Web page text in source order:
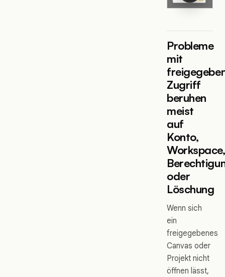
Probleme
mit
Zugriff
beruhen
meist
auf
Konto,
Workspace,
oder
Löschung
Wenn sich
ein
freigegebenes
Canvas oder
Projekt nicht
öffnen lässt,